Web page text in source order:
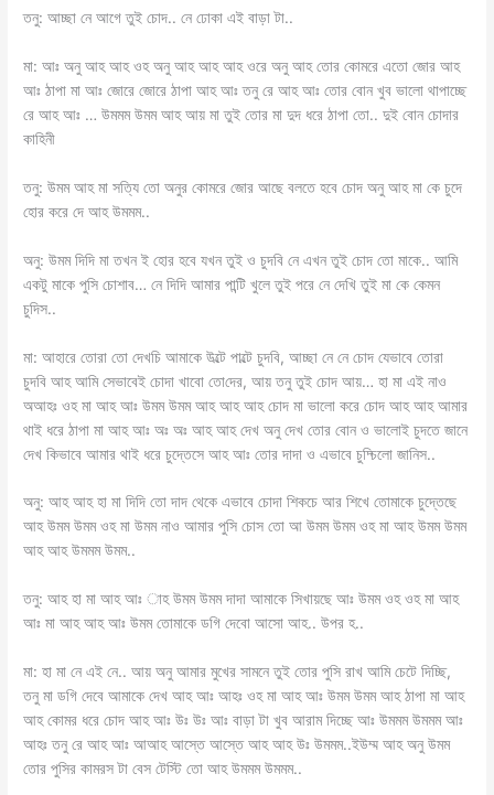
তনু: আচ্ছা নে আগে তুই চোদ.. নে ঢোকা এই বাড়া টা..
মা: আঃ অনু আহ আহ ওহ অনু আহ আহ আহ ওরে অনু আহ তোর কোমরে এতো জোর আহ
আঃ ঠাপা মা আঃ জোরে জোরে ঠাপা আহ আঃ তনু রে আহ আঃ তোর বোন খুব ভালো থাপাচ্ছে
রে আহ আঃ … উমমম উমম আহ আয় মা তুই তোর মা দুদ ধরে ঠাপা তো.. দুই বোন চোদার
কাহিনী
তনু: উমম আহ মা সত্যি তো অনুর কোমরে জোর আছে বলতে হবে চোদ অনু আহ মা কে চুদে
হোর করে দে আহ উমমম..
অনু: উমম দিদি মা তখন ই হোর হবে যখন তুই ও চুদবি নে এখন তুই চোদ তো মাকে.. আমি
একটু মাকে পুসি চোশাব… নে দিদি আমার পান্টি খুলে তুই পরে নে দেখি তুই মা কে কেমন
চুদিস..
মা: আহারে তোরা তো দেখচি আমাকে উল্টে পাল্টে চুদবি, আচ্ছা নে নে চোদ যেভাবে তোরা
চুদবি আহ আমি সেভাবেই চোদা খাবো তোদের, আয় তনু তুই চোদ আয়… হা মা এই নাও
অআহঃ ওহ মা আহ আঃ উমম উমম আহ আহ আহ চোদ মা ভালো করে চোদ আহ আহ আমার
থাই ধরে ঠাপা মা আহ আঃ অঃ অঃ আহ আহ দেখ অনু দেখ তোর বোন ও ভালোই চুদতে জানে
দেখ কিভাবে আমার থাই ধরে চুদ্তেসে আহ আঃ তোর দাদা ও এভাবে চুদ্চিলো জানিস..
অনু: আহ আহ হা মা দিদি তো দাদ থেকে এভাবে চোদা শিকচে আর শিখে তোমাকে চুদ্তেছে
আহ উমম উমম ওহ মা উমম নাও আমার পুসি চোস তো আ উমম উমম ওহ মা আহ উমম উমম
আহ আহ উমমম উমম..
তনু: আহ হা মা আহ আঃ াহ উমম উমম দাদা আমাকে সিখায়ছে আঃ উমম ওহ ওহ মা আহ
আঃ মা আহ আহ আঃ উমম তোমাকে ডগি দেবো আসো আহ.. উপর হ..
মা: হা মা নে এই নে.. আয় অনু আমার মুখের সামনে তুই তোর পুসি রাখ আমি চেটে দিচ্ছি,
তনু মা ডগি দেবে আমাকে দেখ আহ আঃ আহঃ ওহ মা আহ আঃ উমম উমম আহ ঠাপা মা আহ
আহ কোমর ধরে চোদ আহ আঃ উঃ উঃ আঃ বাড়া টা খুব আরাম দিচ্ছে আঃ উমমম উমমম আঃ
আহঃ তনু রে আহ আঃ আআহ আস্তে আস্তে আহ আহ উঃ উমমম..ইউম্ম আহ অনু উমম
তোর পুসির কামরস টা বেস টেস্টি তো আহ উমমম উমমম..